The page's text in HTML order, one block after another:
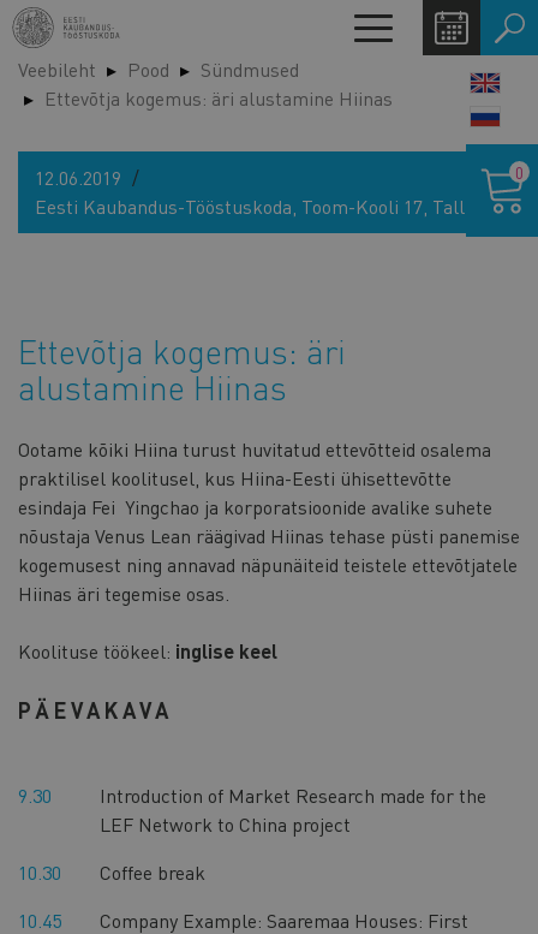
Liigu
edasi
põhisisu
juurde
Toggle
navigation
Veebileht Pood
Sündmused
Ettevõtja kogemus: äri alustamine Hiinas
12.06.2019
Eesti Kaubandus-Tööstuskoda, Toom-Kooli 17, Tallinn
Ettevõtja kogemus: äri
alustamine Hiinas
Ootame kõiki Hiina turust huvitatud ettevõtteid osalema
praktilisel koolitusel, kus Hiina-Eesti ühisettevõtte
esindaja Fei Yingchao ja korporatsioonide avalike suhete
nõustaja Venus Lean räägivad Hiinas tehase püsti panemise
kogemusest ning annavad näpunäiteid teistele ettevõtjatele
Hiinas äri tegemise osas.
Koolituse töökeel: inglise keel
PÄEVAKAVA
9.30
Introduction of Market Research made for the
LEF Network to China project
10.30
Coffee break
10.45
Company Example: Saaremaa Houses: First
0